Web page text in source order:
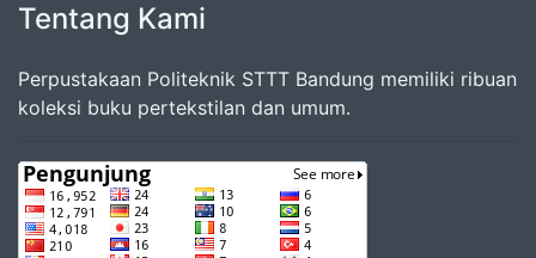
Tentang Kami
Perpustakaan Politeknik STTT Bandung memiliki ribuan
koleksi buku pertekstilan dan umum.